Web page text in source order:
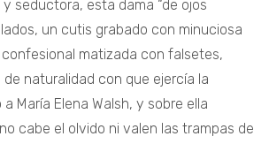
seductora, esta dama “de ojos
un cutis grabado con minuciosa
matizada con falsetes,
naturalidad con que ejercía la
María Elena Walsh, y sobre ella
cabe el olvido ni valen las trampas de